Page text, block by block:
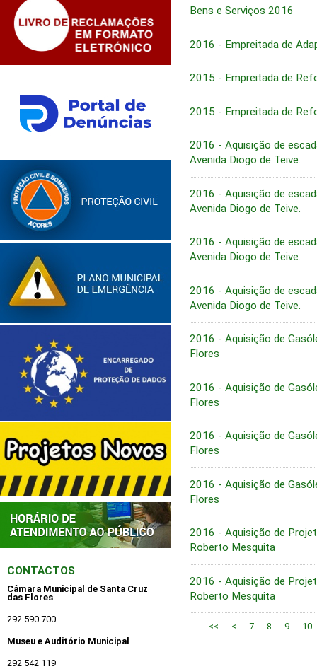
CONTACTOS
Câmara Municipal de Santa Cruz
das Flores
292 590 700
Museu e Auditório Municipal
292 542 119
Bens e Serviços 2016
2016 - Empreitada de
2015 - Empreitada de
2015 - Empreitada de
2016 - Aquisição de
Avenida Diogo de Teive.
2016 - Aquisição de
Avenida Diogo de Teive.
2016 - Aquisição de
Avenida Diogo de Teive.
2016 - Aquisição de
Avenida Diogo de Teive.
2016 - Aquisição de
Flores
2016 - Aquisição de
Flores
2016 - Aquisição de
Flores
2016 - Aquisição de
Flores
2016 - Aquisição de
Roberto Mesquita
2016 - Aquisição de
Roberto Mesquita
<< < 7 8 9 10